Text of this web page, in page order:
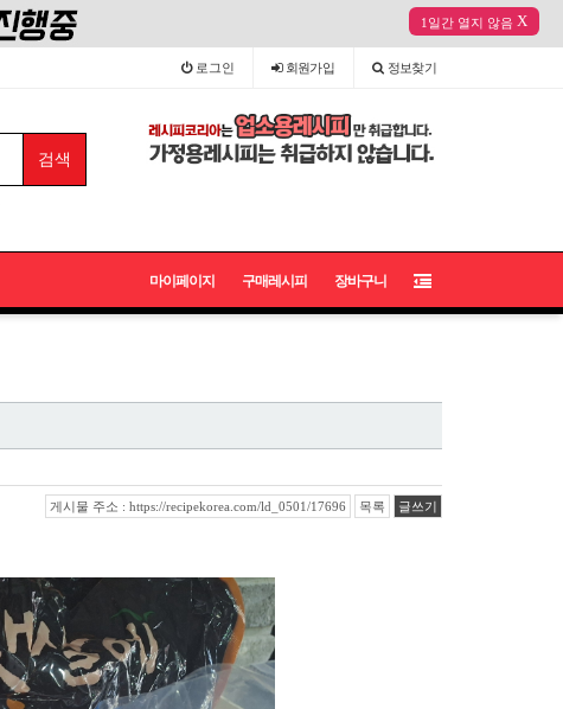
1일간 열지 않음 X
로그인 회원가입 정보찾기
마이페이지 구매레시피 장바구니
게시물 주소 : https://recipekorea.com/ld_0501/17696 목록 글쓰기